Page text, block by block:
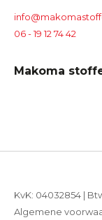
06 - 19 12 74 42
Makoma
KvK: 04032854 |
Algemene